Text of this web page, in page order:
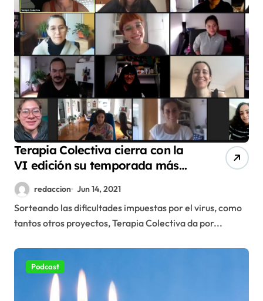
Terapia Colectiva cierra con la
VI edición su temporada más
internacional
redaccion Jun 14, 2021
Sorteando las dificultades impuestas por el virus, como
tantos otros proyectos, Terapia Colectiva da por...
Podcast